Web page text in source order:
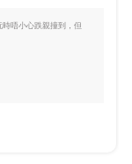
唔小心跌親撞到，但